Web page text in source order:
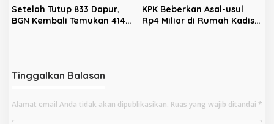
Setelah Tutup 833 Dapur,
BGN Kembali Temukan 414
KPK Beberkan Asal-usul
Rp4 Miliar di Rumah Kadis
Tinggalkan Balasan
Alamat email Anda tidak akan dipublikasikan. Ruas yang wajib ditandai *